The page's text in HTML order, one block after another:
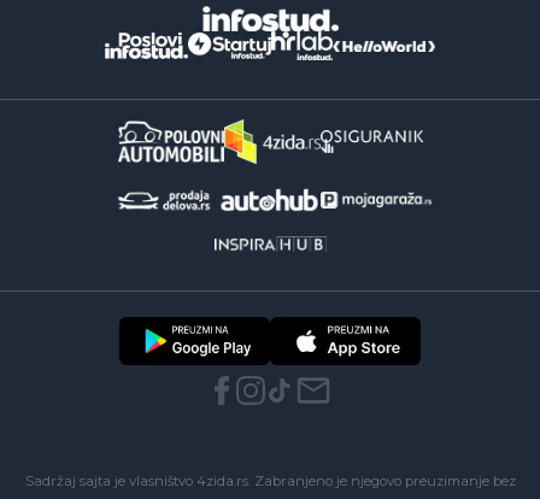
Sadržaj sajta je vlasništvo 4zida.rs. Zabranjeno je njegovo preuzimanje bez